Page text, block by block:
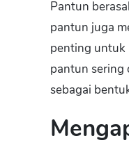
Pantun
pantun juga
penting untuk
pantun sering
sebagai